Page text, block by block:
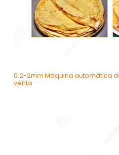
0.2-2mm Máquina automática
venta